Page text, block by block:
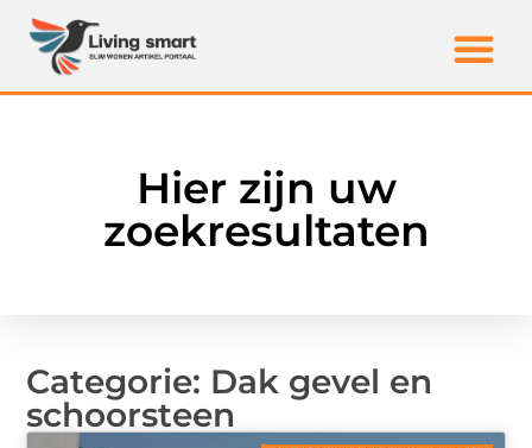
Hier zijn uw
zoekresultaten
Categorie: Dak gevel en
schoorsteen